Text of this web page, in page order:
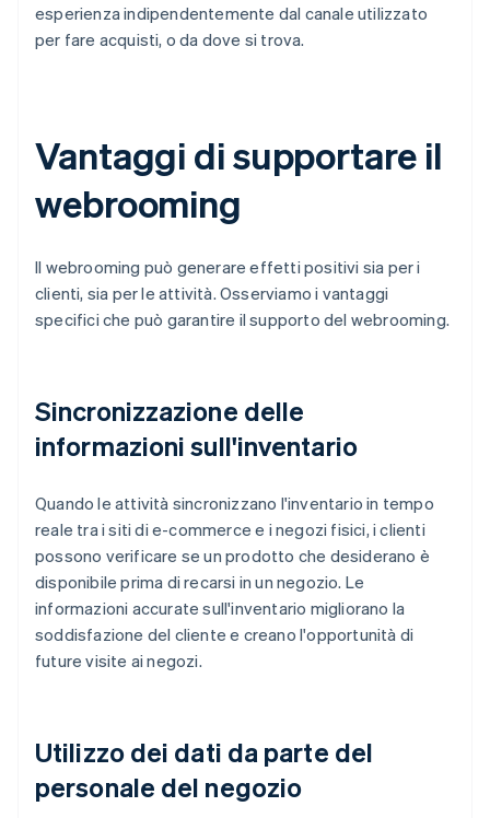
esperienza indipendentemente dal canale utilizzato
per fare acquisti, o da dove si trova.
Vantaggi di supportare il
webrooming
Il webrooming può generare effetti positivi sia per i
clienti, sia per le attività. Osserviamo i vantaggi
specifici che può garantire il supporto del webrooming.
Sincronizzazione delle
informazioni sull'inventario
Quando le attività sincronizzano l'inventario in tempo
reale tra i siti di e-commerce e i negozi fisici, i clienti
possono verificare se un prodotto che desiderano è
disponibile prima di recarsi in un negozio. Le
informazioni accurate sull'inventario migliorano la
soddisfazione del cliente e creano l'opportunità di
future visite ai negozi.
Utilizzo dei dati da parte del
personale del negozio